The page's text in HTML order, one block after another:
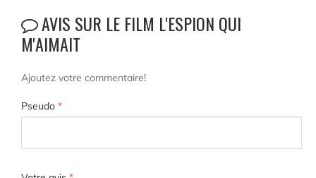
AVIS SUR LE FILM L'ESPION QUI
M'AIMAIT
Ajoutez votre commentaire!
Pseudo *